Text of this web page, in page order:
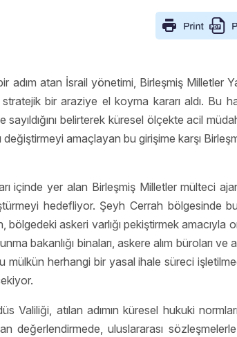
adım atan İsrail yönetimi, Birleşmiş Milletler
bir araziye el koyma kararı aldı. Bu
belirterek küresel ölçekte acil
değiştirmeyi amaçlayan bu girişime karşı
içinde yer alan Birleşmiş Milletler mülteci
hedefliyor. Şeyh Cerrah bölgesinde
askeri varlığı pekiştirmek amacıyla
bakanlığı binaları, askere alım büroları ve
herhangi bir yasal ihale süreci
Valiliği, atılan adımın küresel hukuki
değerlendirmede, uluslararası